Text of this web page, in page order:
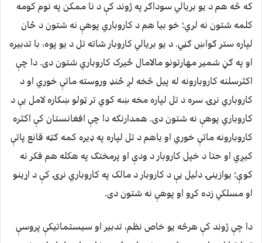
که څه هم د یو بریالي سوداګر په ژوند کې د نا ممکن په نوم کومه
کلمه شتون نه لري؛ خو بیا هم د کاروباري پوهې نه شتون د ځان
لپاره ستر ګواښ ګڼي. د یو بریالي کاروبار شاته تل د یو پوه، با تدبیره
او په ګڼ شمیر مهارتونو مالامال ځیرک کاروباري شتون دی. دا چې
اکثرسلنه کاروبارونه له پیل څخه لږ ځنډ وروسته ماتې خوري او د
کاروباري نړۍ سره د تل لپاره مخه ښه کوي تر ټولو ښکاره لامل یې د
کاروباري پوهې نه شتون دی. همدارنګه دا چې افغانستان کې اکثره
کاروبارونه ماتې خوري او یاهم د تل لپاره په ډیره کمه ګټه قانع پاتې
کیږي او حتا د خپل کاروبار د ودې او پرمختګ په هکله هم فکر نه
کوې؛ یوازینۍ دلیل یې د کاروبار د مالک په کاروباري نړۍ کې د اړینو
او مسلکي زده کړو او پوهې نه شتون دی.
دا چې ژوند کې هرڅه یو خاص نظم، تدبیر او سیستماتیکې پروسې